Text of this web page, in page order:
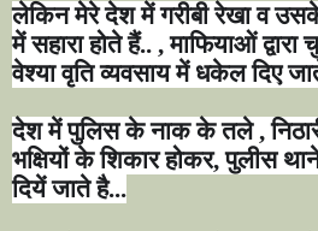
लेकिन मेरे देश में गरीबी रेखा व
में सहारा होते हैं.. ,माफियाओं द्वारा
वेश्या वृति व्यवसाय में धकेल दिए
देश में पुलिस के नाक के तले,
भक्षियों के शिकार होकर,पुलीस
दियें जाते है...